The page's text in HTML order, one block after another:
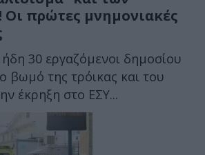
Οι πρώτες μνημονιακές
30 εργαζόμενοι δημοσίου
βωμό της τρόικας και του
έκρηξη στο ΕΣΥ...